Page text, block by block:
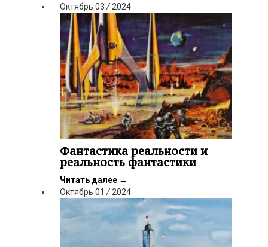
Октябрь 03 / 2024
Фантастика реальности и
реальность фантастики
Читать далее →
Октябрь 01 / 2024